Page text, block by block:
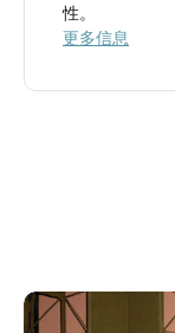
性。
更多信息